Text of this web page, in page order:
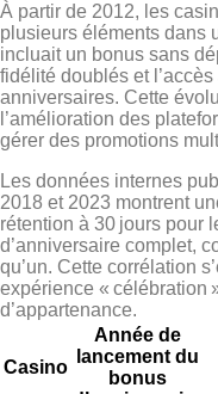
À partir de 2012, les
plusieurs éléments dans
incluait un bonus sans
fidélité doublés et
anniversaires. Cette
l’amélioration des
gérer des promotions
Les données internes
2018 et 2023 montrent
rétention à 30 jours pour
d’anniversaire complet,
qu’un. Cette corrélation
expérience « célébration
d’appartenance.
Casino
Année de
lancement du
bonus